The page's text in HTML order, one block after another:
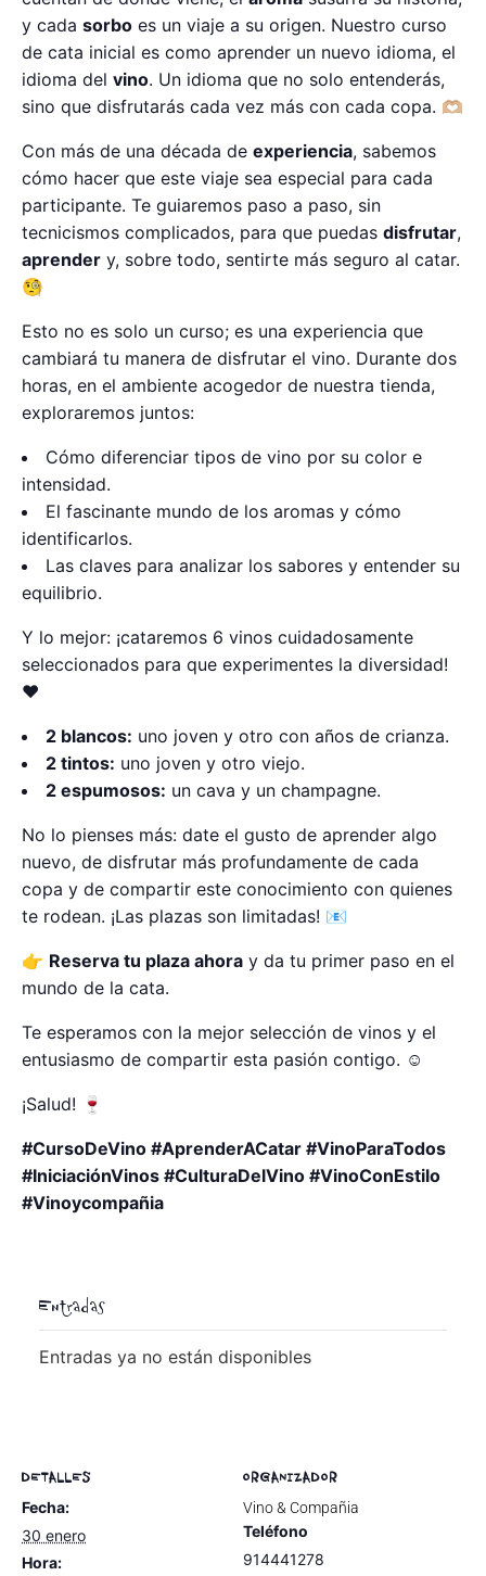
y cada sorbo es un viaje a su origen. Nuestro curso
de cata inicial es como aprender un nuevo idioma, el
idioma del vino. Un idioma que no solo entenderás,
sino que disfrutarás cada vez más con cada copa. 🫶🏼
Con más de una década de experiencia, sabemos
cómo hacer que este viaje sea especial para cada
participante. Te guiaremos paso a paso, sin
tecnicismos complicados, para que puedas disfrutar,
aprender y, sobre todo, sentirte más seguro al catar.
🧐
Esto no es solo un curso; es una experiencia que
cambiará tu manera de disfrutar el vino. Durante dos
horas, en el ambiente acogedor de nuestra tienda,
exploraremos juntos:
Cómo diferenciar tipos de vino por su color e
intensidad.
El fascinante mundo de los aromas y cómo
identificarlos.
Las claves para analizar los sabores y entender su
equilibrio.
Y lo mejor: ¡cataremos 6 vinos cuidadosamente
seleccionados para que experimentes la diversidad!
❤
2 blancos: uno joven y otro con años de crianza.
2 tintos: uno joven y otro viejo.
2 espumosos: un cava y un champagne.
No lo pienses más: date el gusto de aprender algo
nuevo, de disfrutar más profundamente de cada
copa y de compartir este conocimiento con quienes
te rodean. ¡Las plazas son limitadas! 📧
👉 Reserva tu plaza ahora y da tu primer paso en el
mundo de la cata.
Te esperamos con la mejor selección de vinos y el
entusiasmo de compartir esta pasión contigo. ☺️
¡Salud! 🍷
#CursoDeVino #AprenderACatar #VinoParaTodos
#IniciaciónVinos #CulturaDelVino #VinoConEstilo
#Vinoycompañia
Entradas
Entradas ya no están disponibles
DETALLES
Fecha:
30 enero
Hora:
ORGANIZADOR
Vino & Compañia
Teléfono
914441278